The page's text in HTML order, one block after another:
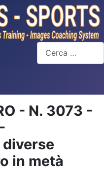
Cerca
- N. 3073 -
in metà